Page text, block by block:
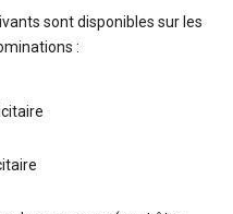
sont disponibles sur les
: